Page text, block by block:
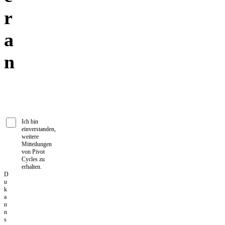
r
a
n
Ich bin
einverstanden,
weitere
Mitteilungen
von Pivot
Cycles zu
erhalten.
D
u
k
a
n
n
s